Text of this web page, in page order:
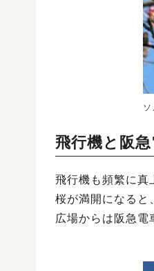
ソ
飛行機と阪
飛行機も頻繁に真
桜が満開になると
広場からは阪急電